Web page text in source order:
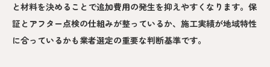
と材料を決めることで追加費用の発生を抑えやすくなります。保
証とアフター点検の仕組みが整っているか、施工実績が地域特性
に合っているかも業者選定の重要な判断基準です。